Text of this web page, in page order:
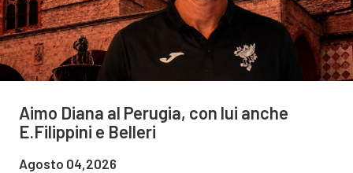
Aimo Diana al Perugia, con lui anche
E.Filippini e Belleri
Agosto 04,2026